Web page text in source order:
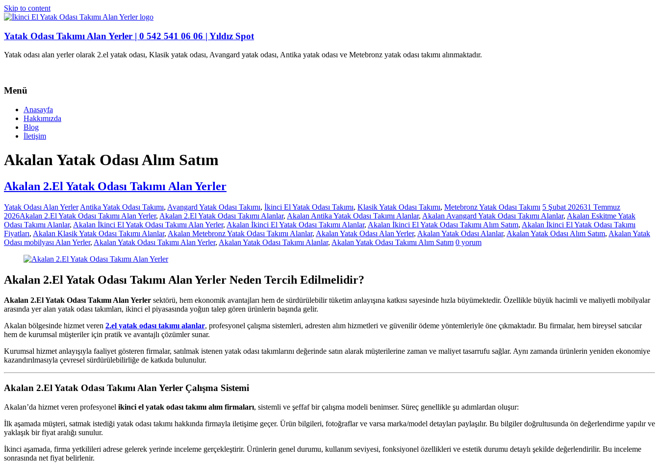
Skip to content
Yatak Odası Takımı Alan Yerler | 0 542 541 06 06 | Yıldız Spot
Yatak odası alan yerler olarak 2.el yatak odası, Klasik yatak odası, Avangard yatak odası, Antika yatak odası ve Metebronz yatak odası takımı alınmaktadır.
Menü
Anasayfa
Hakkımızda
Blog
İletişim
Akalan Yatak Odası Alım Satım
Akalan 2.El Yatak Odası Takımı Alan Yerler
Yatak Odası Alan Yerler Antika Yatak Odası Takımı, Avangard Yatak Odası Takımı, İkinci El Yatak Odası Takımı, Klasik Yatak Odası Takımı, Metebronz Yatak Odası Takımı 5 Şubat 202631 Temmuz
2026Akalan 2.El Yatak Odası Takımı Alan Yerler, Akalan 2.El Yatak Odası Takımı Alanlar, Akalan Antika Yatak Odası Takımı Alanlar, Akalan Avangard Yatak Odası Takımı Alanlar, Akalan Eskitme Yatak
Odası Takımı Alanlar, Akalan İkinci El Yatak Odası Takımı Alan Yerler, Akalan İkinci El Yatak Odası Takımı Alanlar, Akalan İkinci El Yatak Odası Takımı Alım Satım, Akalan İkinci El Yatak Odası Takımı
Fiyatları, Akalan Klasik Yatak Odası Takımı Alanlar, Akalan Metebronz Yatak Odası Takımı Alanlar, Akalan Yatak Odası Alan Yerler, Akalan Yatak Odası Alanlar, Akalan Yatak Odası Alım Satım, Akalan Yatak
Odası mobilyası Alan Yerler, Akalan Yatak Odası Takımı Alan Yerler, Akalan Yatak Odası Takımı Alanlar, Akalan Yatak Odası Takımı Alım Satım 0 yorum
Akalan 2.El Yatak Odası Takımı Alan Yerler Neden Tercih Edilmelidir?
Akalan 2.El Yatak Odası Takımı Alan Yerler sektörü, hem ekonomik avantajları hem de sürdürülebilir tüketim anlayışına katkısı sayesinde hızla büyümektedir. Özellikle büyük hacimli ve maliyetli mobilyalar
arasında yer alan yatak odası takımları, ikinci el piyasasında yoğun talep gören ürünlerin başında gelir.
Akalan bölgesinde hizmet veren 2.el yatak odası takımı alanlar, profesyonel çalışma sistemleri, adresten alım hizmetleri ve güvenilir ödeme yöntemleriyle öne çıkmaktadır. Bu firmalar, hem bireysel satıcılar
hem de kurumsal müşteriler için pratik ve avantajlı çözümler sunar.
Kurumsal hizmet anlayışıyla faaliyet gösteren firmalar, satılmak istenen yatak odası takımlarını değerinde satın alarak müşterilerine zaman ve maliyet tasarrufu sağlar. Aynı zamanda ürünlerin yeniden ekonomiye
kazandırılmasıyla çevresel sürdürülebilirliğe de katkıda bulunulur.
Akalan 2.El Yatak Odası Takımı Alan Yerler Çalışma Sistemi
Akalan’da hizmet veren profesyonel ikinci el yatak odası takımı alım firmaları, sistemli ve şeffaf bir çalışma modeli benimser. Süreç genellikle şu adımlardan oluşur:
İlk aşamada müşteri, satmak istediği yatak odası takımı hakkında firmayla iletişime geçer. Ürün bilgileri, fotoğraflar ve varsa marka/model detayları paylaşılır. Bu bilgiler doğrultusunda ön değerlendirme yapılır ve
yaklaşık bir fiyat aralığı sunulur.
İkinci aşamada, firma yetkilileri adrese gelerek yerinde inceleme gerçekleştirir. Ürünlerin genel durumu, kullanım seviyesi, fonksiyonel özellikleri ve estetik durumu detaylı şekilde değerlendirilir. Bu inceleme
sonrasında net fiyat belirlenir.